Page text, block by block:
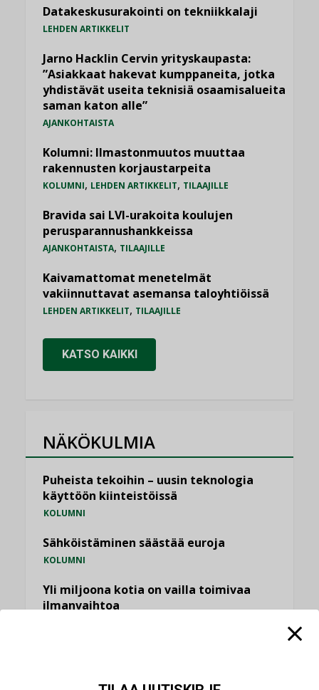
Datakeskusurakointi on tekniikkalaji
LEHDEN ARTIKKELIT
Jarno Hacklin Cervin yrityskaupasta:
”Asiakkaat hakevat kumppaneita, jotka
yhdistävät useita teknisiä osaamisalueita
saman katon alle”
AJANKOHTAISTA
Kolumni: Ilmastonmuutos muuttaa
rakennusten korjaustarpeita
KOLUMNI, LEHDEN ARTIKKELIT, TILAAJILLE
Bravida sai LVI-urakoita koulujen
perusparannushankkeissa
AJANKOHTAISTA, TILAAJILLE
Kaivamattomat menetelmät
vakiinnuttavat asemansa taloyhtiöissä
LEHDEN ARTIKKELIT, TILAAJILLE
KATSO KAIKKI
NÄKÖKULMIA
Puheista tekoihin – uusin teknologia
käyttöön kiinteistöissä
KOLUMNI
Sähköistäminen säästää euroja
KOLUMNI
Yli miljoona kotia on vailla toimivaa
ilmanvaihtoa